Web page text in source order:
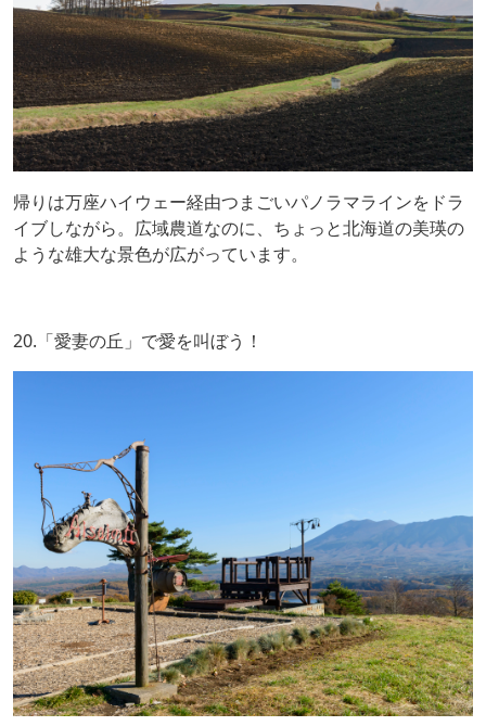
帰りは万座ハイウェー経由つまごいパノラマラインをドラ
イブしながら。広域農道なのに、ちょっと北海道の美瑛の
ような雄大な景色が広がっています。
20.「愛妻の丘」で愛を叫ぼう！